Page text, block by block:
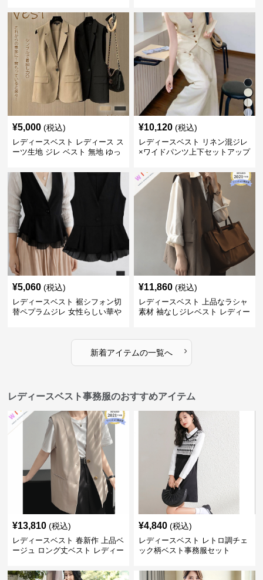
¥5,000 (税込)
レディースベスト レディース ス
ーツ生地 ジレ ベスト 無地 ゆっ
¥10,120 (税込)
レディースベスト リネン混ジレ
×ワイドパンツ上下セットアップ
¥5,060 (税込)
レディースベスト 裾シフォン切
替ペプラムジレ 女性らしい華や
¥11,860 (税込)
レディースベスト 上品なラシャ
素材 袖なしジレベスト レディー
新着アイテムの一覧へ ›
レディースベスト事務服のおすすめアイテム
¥13,810 (税込)
レディースベスト 春新作 上品ベ
ージュ ロング丈ベスト レディー
¥4,840 (税込)
レディースベスト レトロ調チェ
ック柄ベスト事務服セット